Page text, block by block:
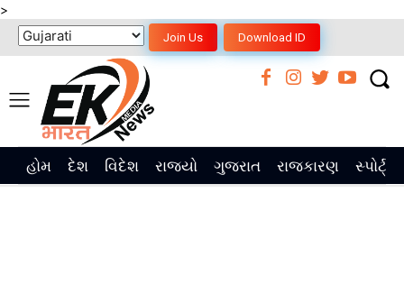
>
Join Us Download ID
હોમ દેશ વિદેશ રાજ્યો ગુજરાત રાજકારણ સ્પોર્ટ્સ